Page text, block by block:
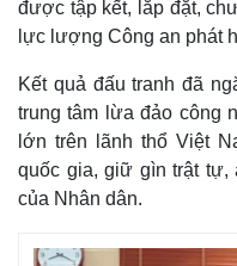
được tập kết, lắp đặt,
lực lượng Công an phát
Kết quả đấu tranh đã
trung tâm lừa đảo công
lớn trên lãnh thổ Việt
quốc gia, giữ gìn trật tự,
của Nhân dân.